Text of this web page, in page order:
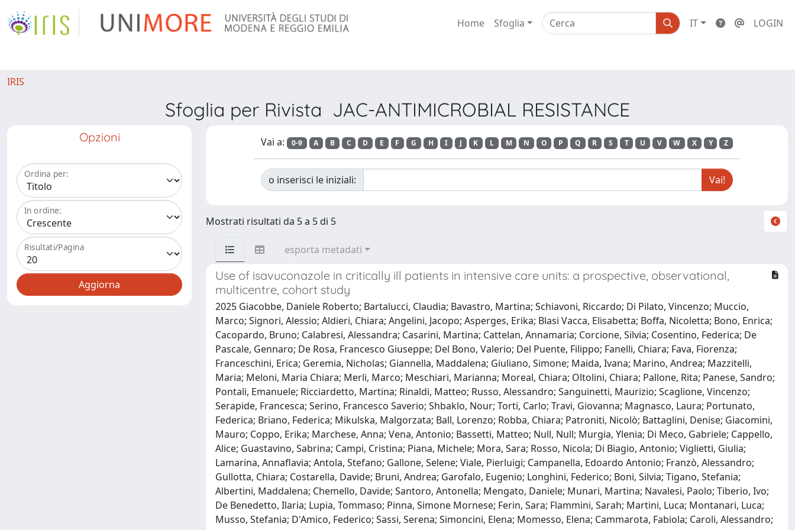
Home Sfoglia IT LOGIN
IRIS
Sfoglia per Rivista JAC-ANTIMICROBIAL RESISTANCE
Opzioni
Ordina per:
In ordine:
Risultati/Pagina
Vai a: 0-9 A B C D E F G H I J K L M N O P Q R S T U V W X Y Z
o inserisci le iniziali:
Mostrati risultati da 5 a 5 di 5
esporta metadati
Use of isavuconazole in critically ill patients in intensive care units: a prospective, observational,
multicentre, cohort study
2025 Giacobbe, Daniele Roberto; Bartalucci, Claudia; Bavastro, Martina; Schiavoni, Riccardo; Di Pilato, Vincenzo; Muccio,
Marco; Signori, Alessio; Aldieri, Chiara; Angelini, Jacopo; Asperges, Erika; Blasi Vacca, Elisabetta; Boffa, Nicoletta; Bono, Enrica;
Cacopardo, Bruno; Calabresi, Alessandra; Casarini, Martina; Cattelan, Annamaria; Corcione, Silvia; Cosentino, Federica; De
Pascale, Gennaro; De Rosa, Francesco Giuseppe; Del Bono, Valerio; Del Puente, Filippo; Fanelli, Chiara; Fava, Fiorenza;
Franceschini, Erica; Geremia, Nicholas; Giannella, Maddalena; Giuliano, Simone; Maida, Ivana; Marino, Andrea; Mazzitelli,
Maria; Meloni, Maria Chiara; Merli, Marco; Meschiari, Marianna; Moreal, Chiara; Oltolini, Chiara; Pallone, Rita; Panese, Sandro;
Pontali, Emanuele; Ricciardetto, Martina; Rinaldi, Matteo; Russo, Alessandro; Sanguinetti, Maurizio; Scaglione, Vincenzo;
Serapide, Francesca; Serino, Francesco Saverio; Shbaklo, Nour; Torti, Carlo; Travi, Giovanna; Magnasco, Laura; Portunato,
Federica; Briano, Federica; Mikulska, Malgorzata; Ball, Lorenzo; Robba, Chiara; Patroniti, Nicolò; Battaglini, Denise; Giacomini,
Mauro; Coppo, Erika; Marchese, Anna; Vena, Antonio; Bassetti, Matteo; Null, Null; Murgia, Ylenia; Di Meco, Gabriele; Cappello,
Alice; Guastavino, Sabrina; Campi, Cristina; Piana, Michele; Mora, Sara; Rosso, Nicola; Di Biagio, Antonio; Viglietti, Giulia;
Lamarina, Annaflavia; Antola, Stefano; Gallone, Selene; Viale, Pierluigi; Campanella, Edoardo Antonio; Franzò, Alessandro;
Gullotta, Chiara; Costarella, Davide; Bruni, Andrea; Garofalo, Eugenio; Longhini, Federico; Boni, Silvia; Tigano, Stefania;
Albertini, Maddalena; Chemello, Davide; Santoro, Antonella; Mengato, Daniele; Munari, Martina; Navalesi, Paolo; Tiberio, Ivo;
De Benedetto, Ilaria; Lupia, Tommaso; Pinna, Simone Mornese; Ferin, Sara; Flammini, Sarah; Martini, Luca; Montanari, Luca;
Musso, Stefania; D'Amico, Federico; Sassi, Serena; Simoncini, Elena; Momesso, Elena; Cammarota, Fabiola; Caroli, Alessandro;